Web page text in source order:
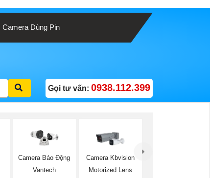
Camera Dùng Pin
Gọi tư vấn: 0938.112.399
Camera Báo Động
Vantech
Camera Kbvision
Motorized Lens